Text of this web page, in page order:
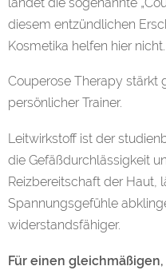
diesem entzündlichen
Kosmetika helfen hier nicht.
Couperose Therapy stärkt
persönlicher Trainer.
Leitwirkstoff ist der
die Gefäßdurchlässigkeit
Reizbereitschaft der Haut,
Spannungsgefühle
widerstandsfähiger.
Für einen